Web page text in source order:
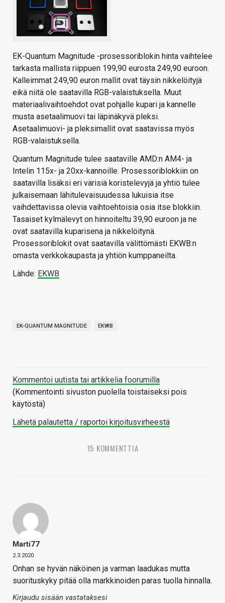
EK-Quantum Magnitude -prosessoriblokin hinta vaihtelee
tarkasta mallista riippuen 199,90 eurosta 249,90 euroon.
Kalleimmat 249,90 euron mallit ovat täysin nikkelöityjä
eikä niitä ole saatavilla RGB-valaistuksella. Muut
materiaalivaihtoehdot ovat pohjalle kupari ja kannelle
musta asetaalimuovi tai läpinäkyvä pleksi.
Asetaalimuovi- ja pleksimallit ovat saatavissa myös
RGB-valaistuksella.
Quantum Magnitude tulee saataville AMD:n AM4- ja
Intelin 115x- ja 20xx-kannoille. Prosessoriblokkiin on
saatavilla lisäksi eri värisiä koristelevyjä ja yhtiö tulee
julkaisemaan lähitulevaisuudessa lukuisia itse
vaihdettavissa olevia vaihtoehtoisia osia itse blokkiin.
Tasaiset kylmälevyt on hinnoiteltu 39,90 euroon ja ne
ovat saatavilla kuparisena ja nikkelöitynä.
Prosessoriblokit ovat saatavilla välittömästi EKWB:n
omasta verkkokaupasta ja yhtiön kumppaneilta.
Lähde: EKWB
EK-QUANTUM MAGNITUDE EKWB
Kommentoi uutista tai artikkelia foorumilla
(Kommentointi sivuston puolella toistaiseksi pois
käytöstä)
Lähetä palautetta / raportoi kirjoitusvirheestä
15 KOMMENTTIA
Marti77
2.3.2020
Onhan se hyvän näköinen ja varman laadukas mutta
suorituskyky pitää olla markkinoiden paras tuolla hinnalla.
Kirjaudu sisään vastataksesi